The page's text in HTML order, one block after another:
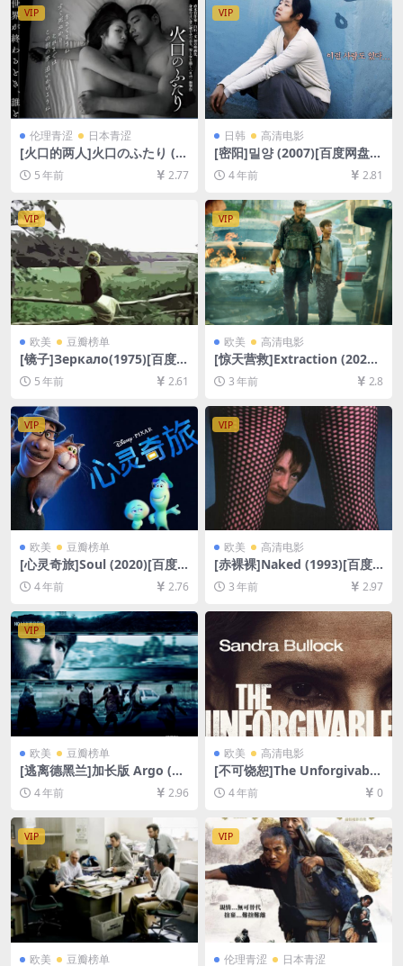
VIP
伦理青涩 日本青涩
[火口的两人]火口のふたり (2
019)[百度网盘+迅雷云盘资源
1080P超清][MP4/6.3GB][日
语中字]【手机在线无法观看，
请下载防和谐压缩包（含解压
密码）】
5 年前 2.77
VIP
日韩 高清电影
[密阳]밀양 (2007)[百度网盘
+迅雷云盘资源1080P超清未
删减][MP4/9GB][韩语中字]
4 年前 2.81
VIP
欧美 豆瓣榜单
[镜子]Зеркало(1975)[百度网
盘+夸克网盘+迅雷云盘资源10
80P超清未删减][MP4/6.9GB]
5 年前 2.61
VIP
欧美 高清电影
[惊天营救]Extraction (2020)
[百度网盘+迅雷云盘资源1080
P超清未删减][MP4/6.9GB][中
3 年前 2.8
VIP
欧美 豆瓣榜单
[心灵奇旅]Soul (2020)[百度
网盘+迅雷云盘资源1080P超
清未删减][MP4/6.5GB][中英
字幕]
4 年前 2.76
VIP
欧美 高清电影
[赤裸裸]Naked (1993)[百度
网盘+夸克网盘1080P超清未
删减资源][网盘在线播放/下
载][MP4/8.5GB][中文字幕]
3 年前 2.97
VIP
欧美 豆瓣榜单
[逃离德黑兰]加长版 Argo (20
12)[百度网盘+迅雷云盘资源1
080P超清未删减][MP4/8GB]
[中文字幕]
4 年前 2.96
欧美 高清电影
[不可饶恕]The Unforgivable
(2021)[百度网盘+迅雷云盘资
源1080P超清未删减][MP4/6.
4GB][中英字幕]
4 年前 0
VIP
欧美 豆瓣榜单
VIP
伦理青涩 日本青涩